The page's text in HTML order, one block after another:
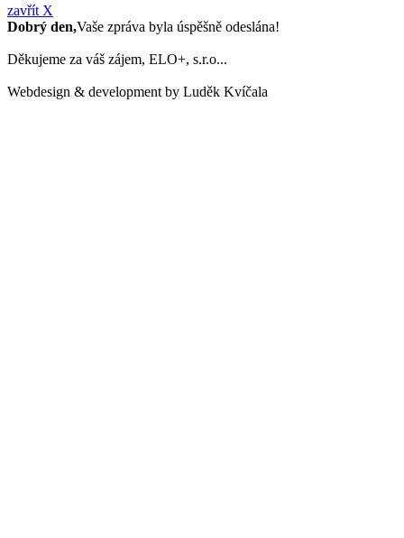
zavřít Χ
Dobrý den,Vaše zpráva byla úspěšně odeslána!
Děkujeme za váš zájem, ELO+, s.r.o...
Webdesign & development by Luděk Kvíčala